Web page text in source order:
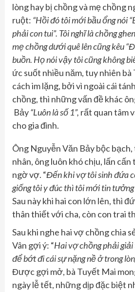
lòng hay bị chồng và mẹ chồng
ruột: “Hồi đótôimới bầu ổng nói
phải con tui”. Tôi nghĩ là chồng
mẹchồngdưới quê lên cũngkêu
buồn. Họ nói vậy tôi cũng không
ức suốt nhiều năm, tuy nhiên
cách im lặng, bởi vì ngoài cái
chồng, thì những vấn đề khác
Bảy“Luôn là số 1”, rất quan tâm
cho gia đình.
Ông Nguyễn Văn Bảy bộc
nhân, ông luôn khó chịu, lấn
ngờ vợ. “Đến khivợ tôi sinh đứa
giống tôiy đúcthìtôimới tin tưởng
Sau này khi hai con lớn lên, thì
thân thiết với cha, còn con trai
Sau khi nghe hai vợ chồng chia
Vân gợi ý: “Hai vợ chồng phải
để bớt đi cái sự nặng nề ở trong
Được gợi mở, bà Tuyết Mai
ngày lễ tết, những dịp đặc biệt